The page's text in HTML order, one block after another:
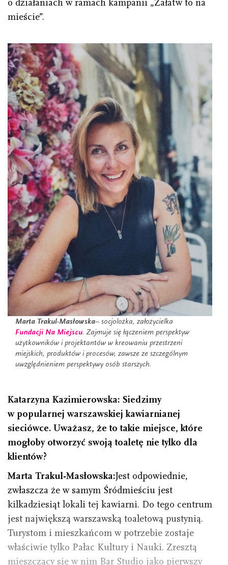
o działaniach w ramach kampanii „Załatw to na
mieście”.
Marta Trakul-Masłowska– socjolożka, założycielka
Fundacji Na Miejscu. Zajmuje się łączeniem perspektyw
użytkowników i projektantów w kreowaniu przestrzeni
miejskich, produktów i procesów, zawsze ze szczególnym
uwzględnieniem perspektywy osób starszych.
Katarzyna Kazimierowska: Siedzimy
w popularnej warszawskiej kawiarnianej
sieciówce. Uważasz, że to takie miejsce, które
mogłoby otworzyć swoją toaletę nie tylko dla
klientów?
Marta Trakul-Masłowska:Jest odpowiednie,
zwłaszcza że w samym Śródmieściu jest
kilkadziesiąt lokali tej kawiarni. Do tego centrum
jest największą warszawską toaletową pustynią.
Turystom i mieszkańcom w potrzebie zostaje
właściwie tylko Pałac Kultury i Nauki. Zresztą
mieszczący się w nim Bar Studio jako pierwszy